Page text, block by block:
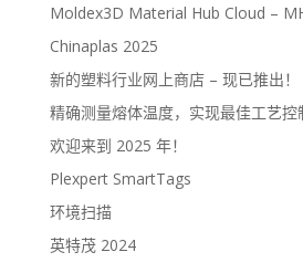
Moldex3D Material Hub Cloud –
Chinaplas 2025
新的塑料行业网上商店 – 现已推出！
精确测量熔体温度，实现最佳工艺控
欢迎来到 2025 年！
Plexpert SmartTags
环境扫描
英特茂 2024